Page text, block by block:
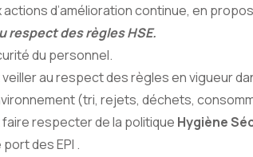
actions d’amélioration continue, en
respect des règles HSE.
du personnel.
au respect des règles en vigueur
(tri, rejets, déchets,
respecter de la politique Hygiène
des EPI .